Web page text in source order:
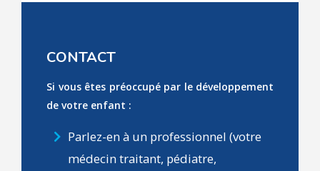
CONTACT
Si vous êtes préoccupé par le développement
de votre enfant :
Parlez-en à un professionnel (votre
médecin traitant, pédiatre,